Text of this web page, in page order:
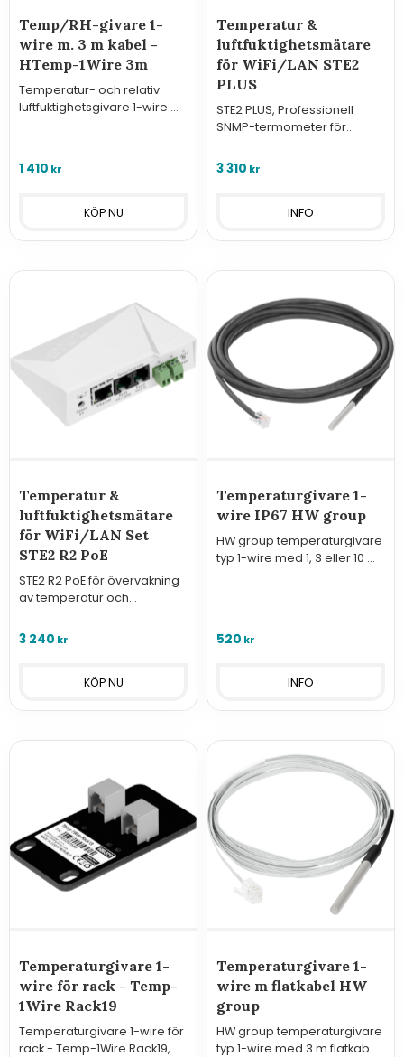
Temp/RH-givare 1-
wire m. 3 m kabel -
HTemp-1Wire 3m
Temperatur- och relativ
luftfuktighetsgivare 1-wire m.
1 410 kr
Temperatur &
luftfuktighetsmätare
för WiFi/LAN STE2
PLUS
STE2 PLUS, Professionell
SNMP-termometer för
temperatur och luftfuktighet.
3 310 kr
INFO
Temperatur &
luftfuktighetsmätare
för WiFi/LAN Set
STE2 R2 PoE
STE2 R2 PoE för övervakning
av temperatur och
eller WiFi med gratis
3 240 kr
Temperaturgivare 1-
wire IP67 HW group
HW group temperaturgivare
typ 1-wire med 1, 3 eller 10 m
520 kr
INFO
Temperaturgivare 1-
wire för rack - Temp-
1Wire Rack19
Temperaturgivare 1-wire för
rack - Temp-1Wire Rack19,
Temperaturgivare 1-
wire m flatkabel HW
group
HW group temperaturgivare
typ 1-wire med 3 m flatkabel